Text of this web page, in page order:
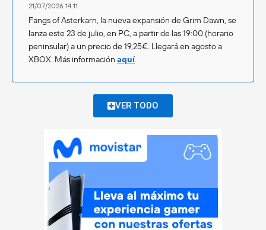
21/07/2026 14:11
Fangs of Asterkarn, la nueva expansión de Grim Dawn, se
lanza este 23 de julio, en PC, a partir de las 19:00 (horario
peninsular) a un precio de 19,25€. Llegará en agosto a
XBOX. Más información aquí.
VER TODO